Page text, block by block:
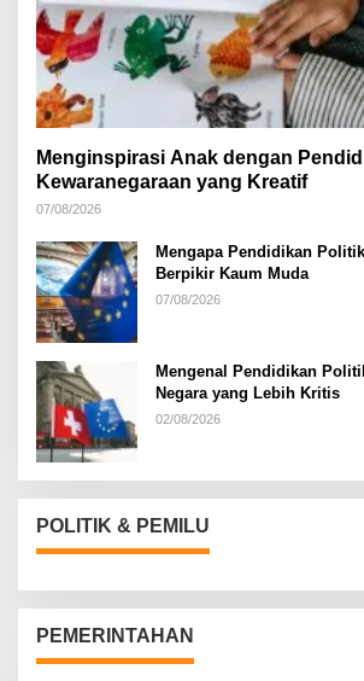
Menginspirasi Anak dengan
Kewaranegaraan yang Kreatif
07/08/2026
Mengapa Pendidikan
Berpikir Kaum Muda
07/08/2026
Mengenal Pendidikan
Negara yang Lebih Kritis
02/08/2026
POLITIK & PEMILU
PEMERINTAHAN